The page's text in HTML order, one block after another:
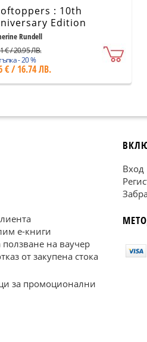
: 10th
Edition
Rundell
€ / 20.95 ЛВ.
- 20 %
€ / 16.74 ЛВ.
е-книги
ползване на ваучер
от закупена стока
за промоционални
Вход